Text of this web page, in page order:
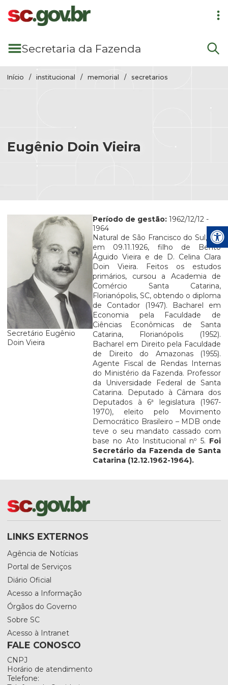
Pular para conteúdo principal
Secretaria da Fazenda
Início institucional memorial secretarios
Eugênio Doin Vieira
Secretário Eugênio
Doin Vieira
Período de gestão: 1962/12/12 -
1964
Natural de São Francisco do Sul, SC,
em 09.11.1926, filho de Bento
Águido Vieira e de D. Celina Clara
Doin Vieira. Feitos os estudos
primários, cursou a Academia de
Comércio Santa Catarina,
Florianópolis, SC, obtendo o diploma
de Contador (1947). Bacharel em
Economia pela Faculdade de
Ciências Econômicas de Santa
Catarina, Florianópolis (1952).
Bacharel em Direito pela Faculdade
de Direito do Amazonas (1955).
Agente Fiscal de Rendas Internas
do Ministério da Fazenda. Professor
da Universidade Federal de Santa
Catarina. Deputado à Câmara dos
Deputados à 6ª legislatura (1967-
1970), eleito pelo Movimento
Democrático Brasileiro – MDB onde
teve o seu mandato cassado com
base no Ato Institucional nº 5. Foi
Secretário da Fazenda de Santa
Catarina (12.12.1962-1964).
LINKS EXTERNOS
Agência de Notícias
Portal de Serviços
Diário Oficial
Acesso a Informação
Órgãos do Governo
Sobre SC
Acesso à Intranet
FALE CONOSCO
CNPJ
Horário de atendimento
Telefone: